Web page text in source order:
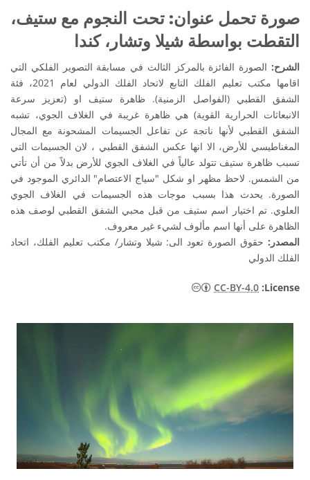
صورة تحمل عنوان: تحت النجوم مع ستيف،
التقطت بواسطة شيلا وتشار، كندا
الشرح: الصورة الفائزة بالمركز الثالث في مسابقة التصوير الفلكي التي
اقامها مكتب تعليم الفلك التابع لاتحاد الفلك الدولي لعام 2021، فئة
الشفق القطبي (الفواصل الزمنية). ظاهرة ستيف او (تعزيز سرعة
الانبعاثات الحرارية القوية) هي ظاهرة غريبة في الغلاف الجوي، تشبه
الشفق القطبي لأنها ناتجة عن تفاعل الجسيمات المشحونة مع المجال
المغناطيسي للأرض، الا انها عكس الشفق القطبي ، لان الجسيمات التي
تسبب ظاهرة ستيف تتولد عالياً في الغلاف الجوي للأرض بدلاً من أن تأتي
من الشمس. لاحظ مظهر او شكل "سياج الاعتصام" الدائري الموجود في
الصورة. يحدث هذا بسبب موجات هذه الجسيمات في الغلاف الجوي
العلوي. تم اختيار اسم ستيف من قبل محبي الشفق القطبي لوصف هذه
الظاهرة على أنها اسم مألوف لشيء غير معروف.
المصدر: حقوق الصورة تعود الى: شيلا وتشار/ مكتب تعليم الفلك، اتحاد
الفلك الدولي
CC-BY-4.0 :License